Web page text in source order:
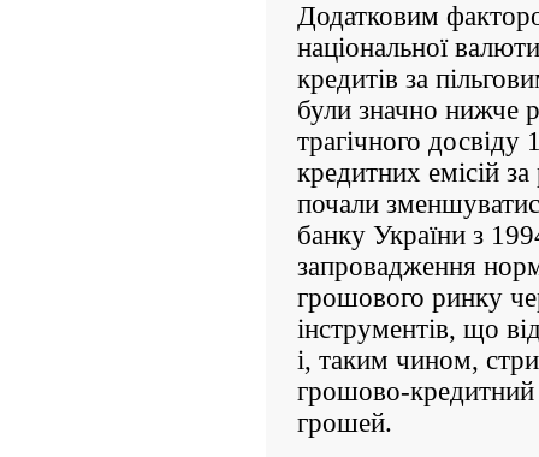
Додатковим
національної
кредитів за
були значно нижче
трагічного
кредитних емісій
почали
банку України з
запровадження
грошового ринку
інструментів, що
і, таким чином,
грошово-кредитний
грошей.